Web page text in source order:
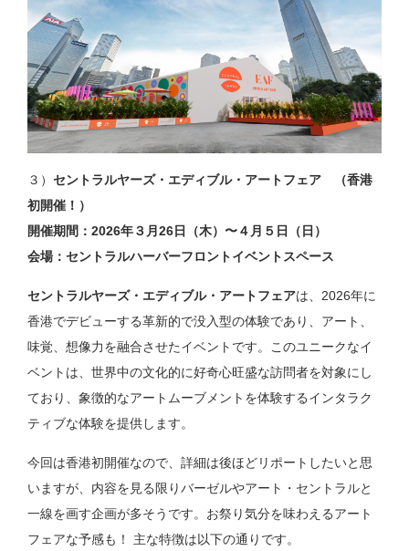
３）セントラルヤーズ・エディブル・アートフェア （香港
初開催！）
開催期間：2026年３月26日（木）〜４月５日（日）
会場：セントラルハーバーフロントイベントスペース
セントラルヤーズ・エディブル・アートフェアは、2026年に
香港でデビューする革新的で没入型の体験であり、アート、
味覚、想像力を融合させたイベントです。このユニークなイ
ベントは、世界中の文化的に好奇心旺盛な訪問者を対象にし
ており、象徴的なアートムーブメントを体験するインタラク
ティブな体験を提供します。
今回は香港初開催なので、詳細は後ほどリポートしたいと思
いますが、内容を見る限りバーゼルやアート・セントラルと
一線を画す企画が多そうです。お祭り気分を味わえるアート
フェアな予感も！ 主な特徴は以下の通りです。